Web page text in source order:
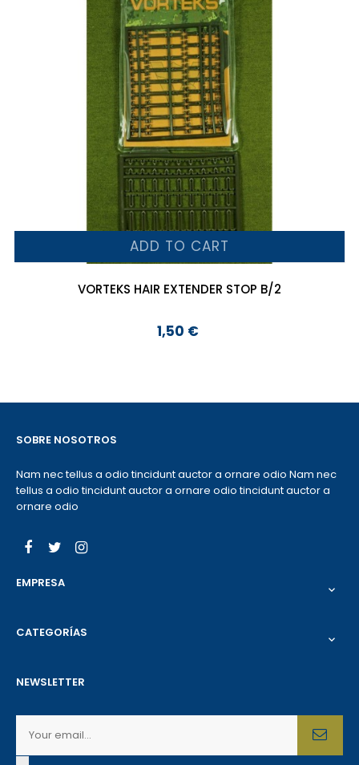
ADD TO CART
VORTEKS HAIR EXTENDER STOP B/2
Preço
1,50 €
SOBRE NOSOTROS
Nam nec tellus a odio tincidunt auctor a ornare odio Nam nec
tellus a odio tincidunt auctor a ornare odio tincidunt auctor a
ornare odio
Facebook
Twitter
EMPRESA 
CATEGORÍAS 
NEWSLETTER